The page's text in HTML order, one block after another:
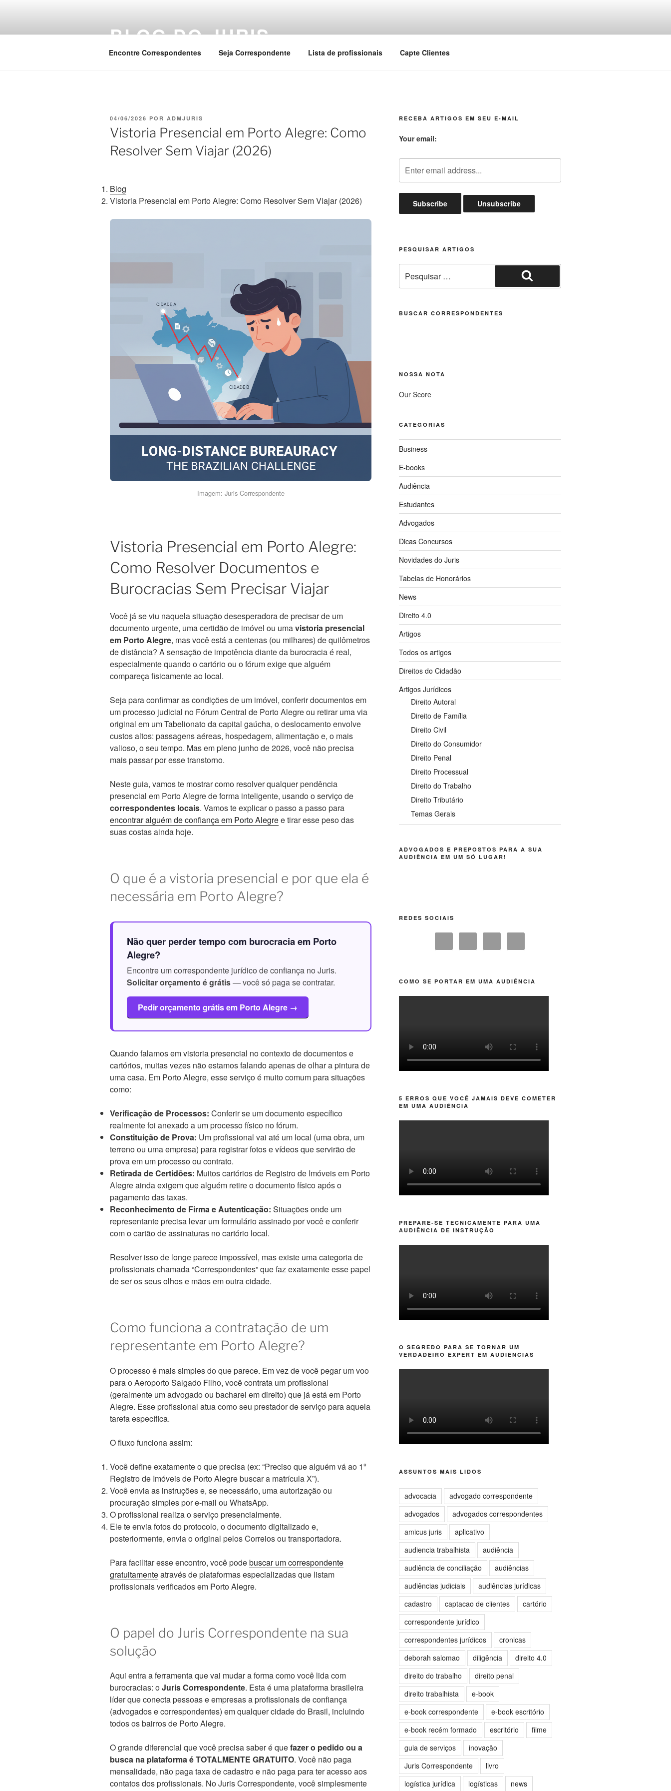
BLOG DO JURIS
Encontre Correspondentes Seja Correspondente Lista de profissionais Capte Clientes
PUBLICADO
EM
04/06/2026 POR ADMJURIS
Vistoria Presencial em Porto Alegre: Como
Resolver Sem Viajar (2026)
Blog
Vistoria Presencial em Porto Alegre: Como Resolver Sem Viajar (2026)
Imagem: Juris Correspondente
Vistoria Presencial em Porto Alegre:
Como Resolver Documentos e
Burocracias Sem Precisar Viajar
Você já se viu naquela situação desesperadora de precisar de um
documento urgente, uma certidão de imóvel ou umavistoria presencial
em Porto Alegre, mas você está a centenas (ou milhares) de quilômetros
de distância? A sensação de impotência diante da burocracia é real,
especialmente quando o cartório ou o fórum exige que alguém
compareça fisicamente ao local.
Seja para confirmar as condições de um imóvel, conferir documentos em
um processo judicial no Fórum Central de Porto Alegre ou retirar uma via
original em um Tabelionato da capital gaúcha, o deslocamento envolve
custos altos: passagens aéreas, hospedagem, alimentação e, o mais
valioso, o seu tempo. Mas em pleno junho de 2026, você não precisa
mais passar por esse transtorno.
Neste guia, vamos te mostrar como resolver qualquer pendência
presencial em Porto Alegre de forma inteligente, usando o serviço de
correspondentes locais. Vamos te explicar o passo a passo para
encontrar alguém de confiança em Porto Alegree tirar esse peso das
suas costas ainda hoje.
O que é a vistoria presencial e por que ela é
necessária em Porto Alegre?
Não quer perder tempo com burocracia em Porto
Alegre?
Encontre um correspondente jurídico de confiança no Juris.
Solicitar orçamento é grátis— você só paga se contratar.
Pedir orçamento grátis em Porto Alegre →
Quando falamos em vistoria presencial no contexto de documentos e
cartórios, muitas vezes não estamos falando apenas de olhar a pintura de
uma casa. Em Porto Alegre, esse serviço é muito comum para situações
como:
Verificação de Processos: Conferir se um documento específico
realmente foi anexado a um processo físico no fórum.
Constituição de Prova: Um profissional vai até um local (uma obra, um
terreno ou uma empresa) para registrar fotos e vídeos que servirão de
prova em um processo ou contrato.
Retirada de Certidões: Muitos cartórios de Registro de Imóveis em Porto
Alegre ainda exigem que alguém retire o documento físico após o
pagamento das taxas.
Reconhecimento de Firma e Autenticação: Situações onde um
representante precisa levar um formulário assinado por você e conferir
com o cartão de assinaturas no cartório local.
Resolver isso de longe parece impossível, mas existe uma categoria de
profissionais chamada “Correspondentes” que faz exatamente esse papel
de ser os seus olhos e mãos em outra cidade.
Como funciona a contratação de um
representante em Porto Alegre?
O processo é mais simples do que parece. Em vez de você pegar um voo
para o Aeroporto Salgado Filho, você contrata um profissional
(geralmente um advogado ou bacharel em direito) que já está em Porto
Alegre. Esse profissional atua como seu prestador de serviço para aquela
tarefa específica.
O fluxo funciona assim:
Você define exatamente o que precisa (ex: “Preciso que alguém vá ao 1º
Registro de Imóveis de Porto Alegre buscar a matrícula X”).
Você envia as instruções e, se necessário, uma autorização ou
procuração simples por e-mail ou WhatsApp.
O profissional realiza o serviço presencialmente.
Ele te envia fotos do protocolo, o documento digitalizado e,
posteriormente, envia o original pelos Correios ou transportadora.
Para facilitar esse encontro, você podebuscar um correspondente
gratuitamenteatravés de plataformas especializadas que listam
profissionais verificados em Porto Alegre.
O papel do Juris Correspondente na sua
solução
Aqui entra a ferramenta que vai mudar a forma como você lida com
burocracias: oJuris Correspondente. Esta é uma plataforma brasileira
líder que conecta pessoas e empresas a profissionais de confiança
(advogados e correspondentes) em qualquer cidade do Brasil, incluindo
todos os bairros de Porto Alegre.
O grande diferencial que você precisa saber é quefazer o pedido ou a
busca na plataforma é TOTALMENTE GRATUITO. Você não paga
mensalidade, não paga taxa de cadastro e não paga para ter acesso aos
contatos dos profissionais. No Juris Correspondente, você simplesmente
RECEBA ARTIGOS EM SEU E-MAIL
Your email:
PESQUISAR ARTIGOS
por:
Pesquisar
BUSCAR CORRESPONDENTES
NOSSA NOTA
Our Score
CATEGORIAS
Business
E-books
Audiência
Estudantes
Advogados
Dicas Concursos
Novidades do Juris
Tabelas de Honorários
News
Direito 4.0
Artigos
Todos os artigos
Direitos do Cidadão
Artigos Jurídicos
Direito Autoral
Direito de Família
Direito Civil
Direito do Consumidor
Direito Penal
Direito Processual
Direito do Trabalho
Direito Tributário
Temas Gerais
ADVOGADOS E PREPOSTOS PARA A SUA
AUDIÊNCIA EM UM SÓ LUGAR!
REDES SOCIAIS
COMO SE PORTAR EM UMA AUDIÊNCIA
5 ERROS QUE VOCÊ JAMAIS DEVE COMETER
EM UMA AUDIÊNCIA
PREPARE-SE TECNICAMENTE PARA UMA
AUDIÊNCIA DE INSTRUÇÃO
O SEGREDO PARA SE TORNAR UM
VERDADEIRO EXPERT EM AUDIÊNCIAS
ASSUNTOS MAIS LIDOS
advocacia
advogado correspondente
advogados
advogados correspondentes
amicus juris
aplicativo
audiencia trabalhista
audiência
audiência de conciliação
audiências
audiências judiciais
audiências jurídicas
cadastro
captacao de clientes
cartório
correspondente jurídico
correspondentes jurídicos
cronicas
deborah salomao
diligência
direito 4.0
direito do trabalho
direito penal
direito trabalhista
e-book
e-book correspondente
e-book escritório
e-book recém formado
escritório
filme
guia de serviços
inovação
Juris Correspondente
livro
logística jurídica
logísticas news